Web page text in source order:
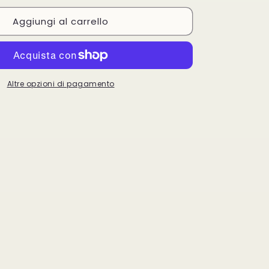
DermoLab
Opacizzante
ml
Aggiungi al carrello
Altre opzioni di pagamento